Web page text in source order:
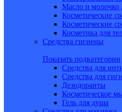
Масло и молочко
Косметические
Косметические
Косметика для
Средства гигиены
Показать подкатегории
Средства для
Средства для
Дезодоранты
Косметическое
Гель для душа